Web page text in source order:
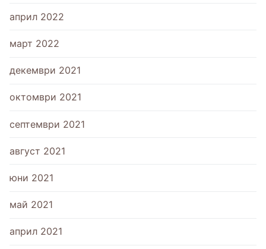
април 2022
март 2022
декември 2021
октомври 2021
септември 2021
август 2021
юни 2021
май 2021
април 2021